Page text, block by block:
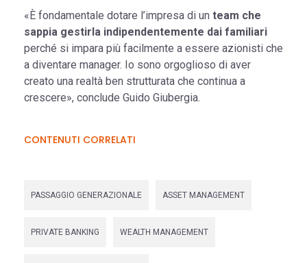
«È fondamentale dotare l’impresa di un team che
sappia gestirla indipendentemente dai familiari
perché si impara più facilmente a essere azionisti che
a diventare manager. Io sono orgoglioso di aver
creato una realtà ben strutturata che continua a
crescere», conclude Guido Giubergia.
CONTENUTI CORRELATI
PASSAGGIO GENERAZIONALE ASSET MANAGEMENT
PRIVATE BANKING WEALTH MANAGEMENT